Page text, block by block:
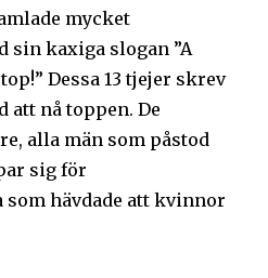
mycket
sin kaxiga slogan ”A
Dessa 13 tjejer skrev
nå toppen. De
alla män som påstod
sig för
hävdade att kvinnor